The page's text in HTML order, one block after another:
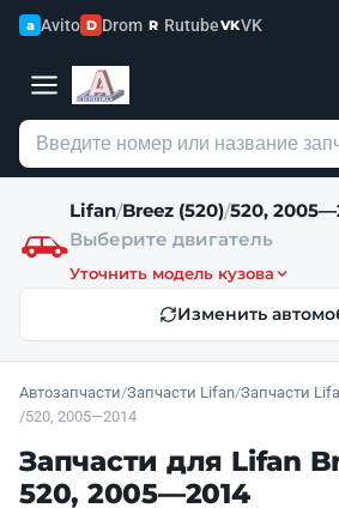
a Avito D Drom R RutubeVKVK
Lifan/Breez (520)/520,
Выберите двигатель
Уточнить модель кузова
Изменить
Автозапчасти/Запчасти Lifan/Запчасти
/520, 2005—2014
Запчасти для Lifan
520, 2005—2014